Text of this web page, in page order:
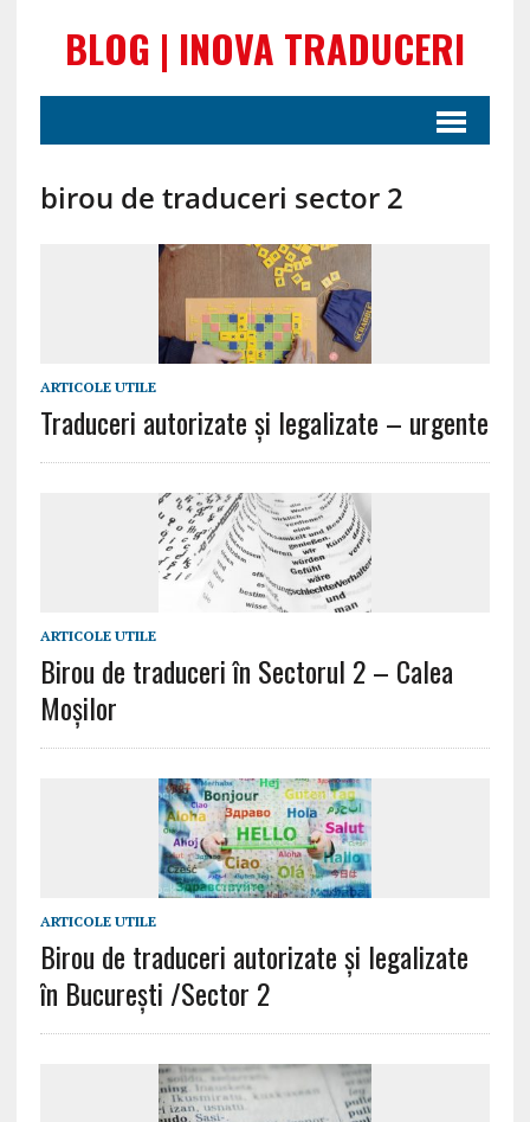
BLOG | INOVA TRADUCERI
birou de traduceri sector 2
ARTICOLE UTILE
Traduceri autorizate și legalizate – urgente
ARTICOLE UTILE
Birou de traduceri în Sectorul 2 – Calea
Moșilor
ARTICOLE UTILE
Birou de traduceri autorizate și legalizate
în București /Sector 2